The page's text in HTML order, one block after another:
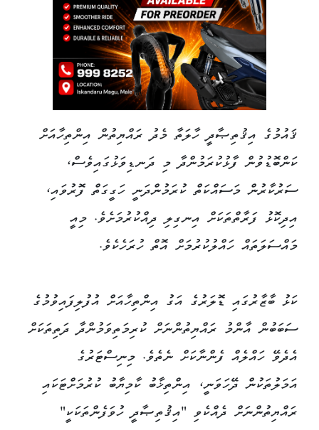
ޤައުމުގެ އިޤުތިޞާދީ ހާލަތާ މެދު ރައްޔިތުން އިންތިހާއަށް
ކަންބޮޑުވުން ފާޅުކުރަމުންދާ މި ދަނޑިވަޅުގައިވެސް،
ސަރުކާރުން މަސައްކަތް ކުރަމުންދަނީ ހަގީގަތް ފޮރުވައި،
އިދިކޮޅު ފަރާތްތަކަށް އިނގިލި ދިއްކުރުމަށެވެ. މިއީ
މައްސަލަތައް ހައްލުކުރުމަށް އޮތް ހުރަހެކެވެ.
ކަޅު ބާޒާރުގައި ޑޮލަރުގެ އަގު އިންތިހާއަށް އުފުލިފައިވުމުގެ
ސަބަބުން އާންމު ރައްޔިތުންނަށް ކުރިމަތިވަމުންދާ ދަތިތަކަށް
އެދެވޭ ހައްލެއް ފެންނާކަށް ނެތެވެ. މިނިސްޓަރުގެ
އަމަލުތަކުން ދޭހަވަނީ، އިންތިޚާބު ކާމިޔާބު ކުރުމަށްޓަކައި
ރައްޔިތުންނަށް ދެއްކެވި "އިޤުތިޞާދީ ހުވަފެންތަކަކީ"